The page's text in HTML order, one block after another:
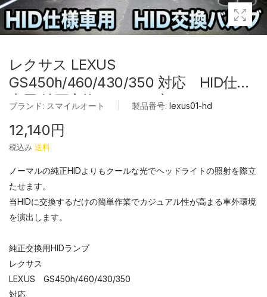
レクサス LEXUS
GS450h/460/430/350 対応 HID仕様
車用 純正交換HIDバルブ セット
ブランド: スマイルオート 製品番号: lexus01-hd
12,140円
税込み 送料
ノーマルの純正HIDよりもクールな光でヘッドライトの照射を際立
たせます。
当HIDに交換するだけの簡単作業でカジュアル性が高まる車外環境
を演出します。
純正交換用HIDランプ
レクサス
LEXUS GS450h/460/430/350
対応